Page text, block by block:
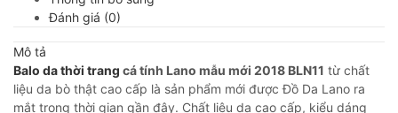
Đánh giá (0)
Mô tả
Balo da thời trang cá tính Lano mẫu mới 2018 BLN11 từ chất
liệu da bò thật cao cấp là sản phẩm mới được Đồ Da Lano ra
mắt trong thời gian gần đây. Chất liệu da cao cấp, kiểu dáng